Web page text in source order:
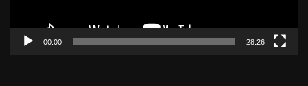
00:00 28:26